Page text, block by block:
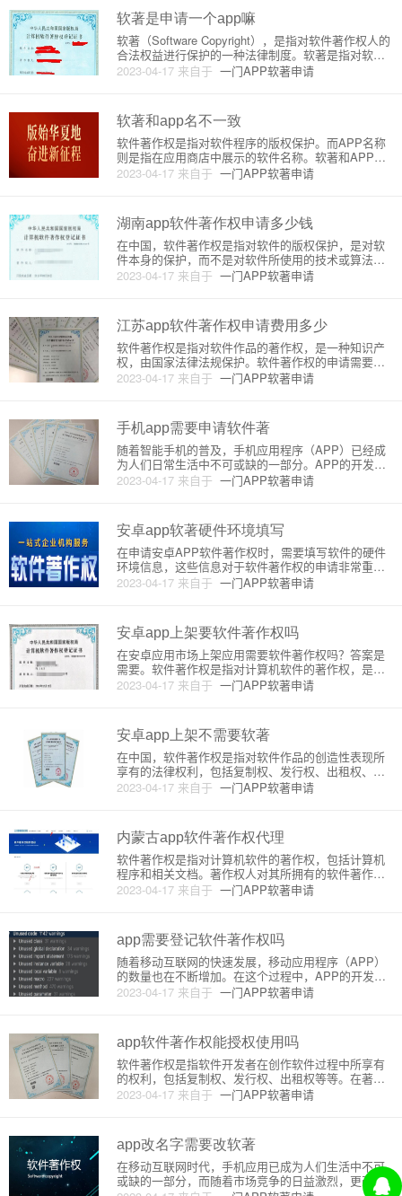
容。软件著作权的保护范
软著是申请一个app嘛
2023-04-17 来自于 一门APP软著申请
软著（Software Copyright），是指对软件著作权人的
合法权益进行保护的一种法律制度。软著是指对软件
产品的原创性、独创性表现的保护。在我国，软著的
申请软
软著和app名不一致
2023-04-17 来自于 一门APP软著申请
软件著作权是指对软件程序的版权保护。而APP名称
则是指在应用商店中展示的软件名称。软著和APP名
称虽然都与软件有关，但是两者是不同的概念。在实
个问题。一、原理在软件
湖南app软件著作权申请多少钱
2023-04-17 来自于 一门APP软著申请
在中国，软件著作权是指对软件的版权保护，是对软
件本身的保护，而不是对软件所使用的技术或算法的
保护。在获得软件著作权之后，软件开发者可以享有
与全国范围内的费用是一致的
江苏app软件著作权申请费用多少
2023-04-17 来自于 一门APP软著申请
软件著作权是指对软件作品的著作权，是一种知识产
权，由国家法律法规保护。软件著作权的申请需要向
国家知识产权局提交申请，并支付相应的申请费用。
请费用主要包括申请费和登
手机app需要申请软件著
2023-04-17 来自于 一门APP软著申请
随着智能手机的普及，手机应用程序（APP）已经成
为人们日常生活中不可或缺的一部分。APP的开发是
一个艰巨的过程，需要对编程、设计和用户体验等方
权是指对计算机软件的著
安卓app软著硬件环境填写
2023-04-17 来自于 一门APP软著申请
在申请安卓APP软件著作权时，需要填写软件的硬件
环境信息，这些信息对于软件著作权的申请非常重
要。下面将对安卓APP软著硬件环境填写进行详细介
件的硬件环境包括以下信息
安卓app上架要软件著作权吗
2023-04-17 来自于 一门APP软著申请
在安卓应用市场上架应用需要软件著作权吗？答案是
需要。软件著作权是指对计算机软件的著作权，是指
计算机软件的著作权人对其所创作的计算机软件享有
由国家知识产权局负责管理和
安卓app上架不需要软著
2023-04-17 来自于 一门APP软著申请
在中国，软件著作权是指对软件作品的创造性表现所
享有的法律权利，包括复制权、发行权、出租权、展
览权、修改权、翻译权等。软件著作权是保护软件的
权并不是必要的。首先，需
内蒙古app软件著作权代理
2023-04-17 来自于 一门APP软著申请
软件著作权是指对计算机软件的著作权，包括计算机
程序和相关文档。著作权人对其所拥有的软件著作权
享有独占的权利，包括复制权、发行权、出租权、展
展的重要法律手段。内蒙古作
app需要登记软件著作权吗
2023-04-17 来自于 一门APP软著申请
随着移动互联网的快速发展，移动应用程序（APP）
的数量也在不断增加。在这个过程中，APP的开发者
们往往会遇到一个问题：是否需要登记软件著作权？
权。在我国，软件著作权的
app软件著作权能授权使用吗
2023-04-17 来自于 一门APP软著申请
软件著作权是指软件开发者在创作软件过程中所享有
的权利，包括复制权、发行权、出租权等等。在著作
权法中，软件被视为一种文学作品，因此软件著作权
软件已经成为人们生活中
app改名字需要改软著
在移动互联网时代，手机应用已成为人们生活中不可
或缺的一部分，而随着市场竞争的日益激烈，更改应